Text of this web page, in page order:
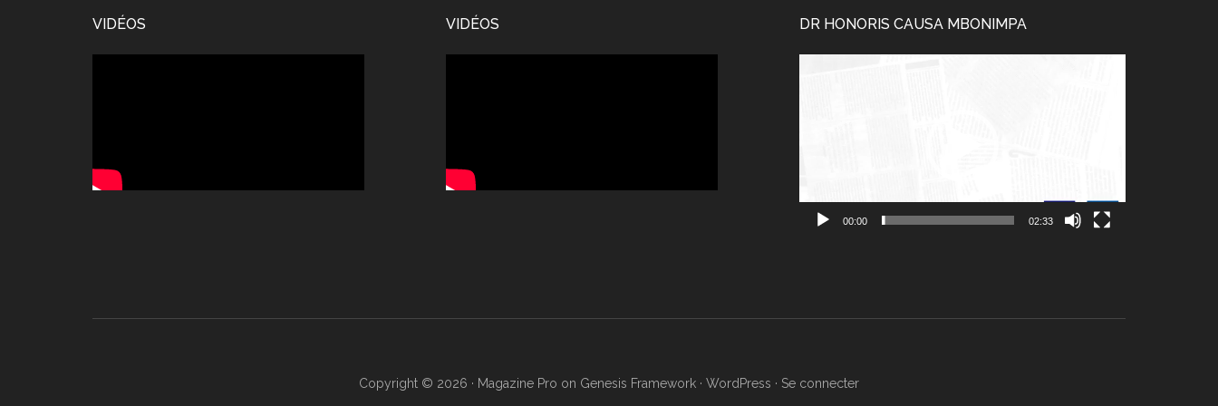
VIDÉOS VIDÉOS DR HONORIS CAUSA MBONIMPA
00:00 02:33
Copyright © 2026 · Magazine Pro on Genesis Framework · WordPress · Se connecter